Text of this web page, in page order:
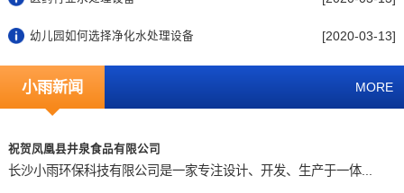
幼儿园如何选择净化水处理设备 [2020-03-13]
小雨新闻 MORE
祝贺凤凰县井泉食品有限公司
长沙小雨环保科技有限公司是一家专注设计、开发、生产于一体...